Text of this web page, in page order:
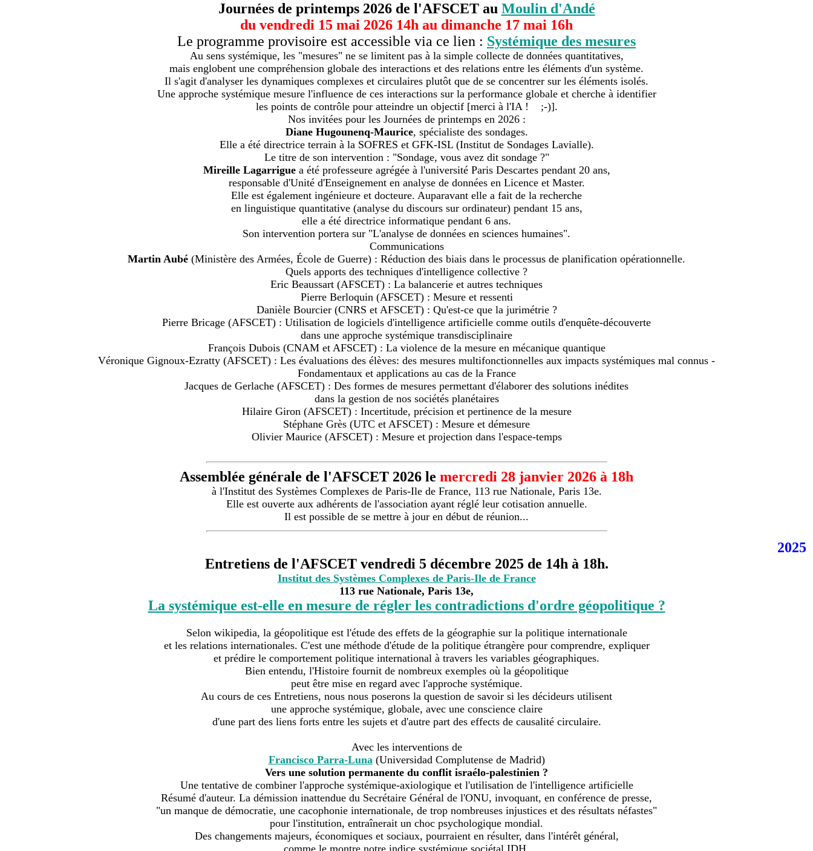
Journées de printemps 2026 de l'AFSCET au Moulin d'Andé
du vendredi 15 mai 2026 14h au dimanche 17 mai 16h
Le programme provisoire est accessible via ce lien : Systémique des mesures
Au sens systémique, les "mesures" ne se limitent pas à la simple collecte de données quantitatives,
mais englobent une compréhension globale des interactions et des relations entre les éléments d'un système.
Il s'agit d'analyser les dynamiques complexes et circulaires plutôt que de se concentrer sur les éléments isolés.
Une approche systémique mesure l'influence de ces interactions sur la performance globale et cherche à identifier
les points de contrôle pour atteindre un objectif [merci à l'IA ! ;-)].
Nos invitées pour les Journées de printemps en 2026 :
Diane Hugounenq-Maurice, spécialiste des sondages.
Elle a été directrice terrain à la SOFRES et GFK-ISL (Institut de Sondages Lavialle).
Le titre de son intervention : "Sondage, vous avez dit sondage ?"
Mireille Lagarriguea été professeure agrégée à l'université Paris Descartes pendant 20 ans,
responsable d'Unité d'Enseignement en analyse de données en Licence et Master.
Elle est également ingénieure et docteure. Auparavant elle a fait de la recherche
en linguistique quantitative (analyse du discours sur ordinateur) pendant 15 ans,
elle a été directrice informatique pendant 6 ans.
Son intervention portera sur "L'analyse de données en sciences humaines".
Communications
Martin Aubé (Ministère des Armées, École de Guerre) : Réduction des biais dans le processus de planification opérationnelle.
Quels apports des techniques d'intelligence collective ?
Eric Beaussart (AFSCET) : La balancerie et autres techniques
Pierre Berloquin (AFSCET) : Mesure et ressenti
Danièle Bourcier (CNRS et AFSCET) : Qu'est-ce que la jurimétrie ?
Pierre Bricage (AFSCET) : Utilisation de logiciels d'intelligence artificielle comme outils d'enquête-découverte
dans une approche systémique transdisciplinaire
François Dubois (CNAM et AFSCET) : La violence de la mesure en mécanique quantique
Véronique Gignoux-Ezratty (AFSCET) : Les évaluations des élèves: des mesures multifonctionnelles aux impacts systémiques mal connus -
Fondamentaux et applications au cas de la France
Jacques de Gerlache (AFSCET) : Des formes de mesures permettant d'élaborer des solutions inédites
dans la gestion de nos sociétés planétaires
Hilaire Giron (AFSCET) : Incertitude, précision et pertinence de la mesure
Stéphane Grès (UTC et AFSCET) : Mesure et démesure
Olivier Maurice (AFSCET) : Mesure et projection dans l'espace-temps
Assemblée générale de l'AFSCET 2026 le mercredi 28 janvier 2026 à 18h
à l'Institut des Systèmes Complexes de Paris-Ile de France, 113 rue Nationale, Paris 13e.
Elle est ouverte aux adhérents de l'association ayant réglé leur cotisation annuelle.
Il est possible de se mettre à jour en début de réunion...
2025
Entretiens de l'AFSCET vendredi 5 décembre 2025 de 14h à 18h.
Institut des Systèmes Complexes de Paris-Ile de France
113 rue Nationale, Paris 13e,
La systémique est-elle en mesure de régler les contradictions d'ordre géopolitique ?
Selon wikipedia, la géopolitique est l'étude des effets de la géographie sur la politique internationale
et les relations internationales. C'est une méthode d'étude de la politique étrangère pour comprendre, expliquer
et prédire le comportement politique international à travers les variables géographiques.
Bien entendu, l'Histoire fournit de nombreux exemples où la géopolitique
peut être mise en regard avec l'approche systémique.
Au cours de ces Entretiens, nous nous poserons la question de savoir si les décideurs utilisent
une approche systémique, globale, avec une conscience claire
d'une part des liens forts entre les sujets et d'autre part des effects de causalité circulaire.
Avec les interventions de
Francisco Parra-Luna(Universidad Complutense de Madrid)
Vers une solution permanente du conflit israélo-palestinien ?
Une tentative de combiner l'approche systémique-axiologique et l'utilisation de l'intelligence artificielle
Résumé d'auteur. La démission inattendue du Secrétaire Général de l'ONU, invoquant, en conférence de presse,
"un manque de démocratie, une cacophonie internationale, de trop nombreuses injustices et des résultats néfastes"
pour l'institution, entraînerait un choc psychologique mondial.
Des changements majeurs, économiques et sociaux, pourraient en résulter, dans l'intérêt général,
comme le montre notre indice systémique sociétal IDH.